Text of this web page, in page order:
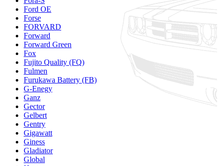
Ford OE
Forse
FORVARD
Forward
Forward Green
Fox
Fujito Quality (FQ)
Fulmen
Furukawa Battery (FB)
G-Enegy
Ganz
Gector
Gelbert
Gentry
Gigawatt
Giness
Gladiator
Global